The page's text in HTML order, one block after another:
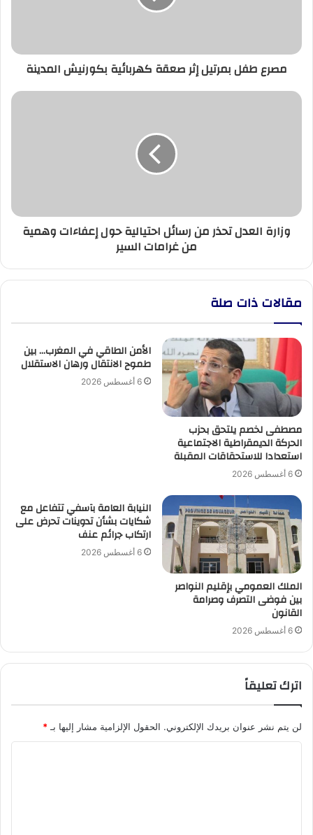
مصرع طفل بمرتيل إثر صعقة كهربائية بكورنيش المدينة
وزارة
وهمية
وزارة العدل تحذر من رسائل احتيالية حول إعفاءات وهمية
من غرامات السير
مقالات ذات صلة
مصطفى لخصم يلتحق بحزب
الحركة الديمقراطية الاجتماعية
استعدادا للاستحقاقات المقبلة
6 أغسطس 2026
الأمن الطاقي في المغرب… بين
طموح الانتقال ورهان الاستقلال
6 أغسطس 2026
الملك العمومي بإقليم النواصر
بين فوضى التصرف وصرامة
القانون
6 أغسطس 2026
النيابة العامة بآسفي تتفاعل مع
شكايات بشأن تدوينات تحرض على
ارتكاب جرائم عنف
6 أغسطس 2026
اترك تعليقاً
لن يتم نشر عنوان بريدك الإلكتروني. الحقول الإلزامية مشار إليها بـ*